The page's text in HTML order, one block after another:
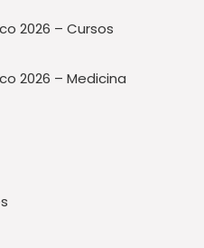
2026 – Cursos
2026 – Medicina